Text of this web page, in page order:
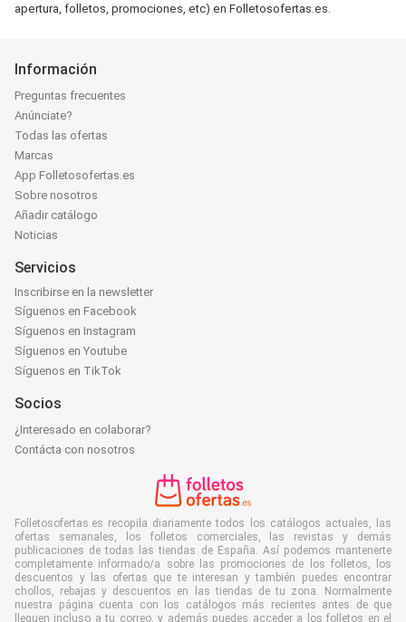
apertura, folletos, promociones, etc) en Folletosofertas.es.
Información
Preguntas frecuentes
Anúnciate?
Todas las ofertas
Marcas
App Folletosofertas.es
Sobre nosotros
Añadir catálogo
Noticias
Servicios
Inscribirse en la newsletter
Síguenos en Facebook
Síguenos en Instagram
Síguenos en Youtube
Síguenos en TikTok
Socios
¿Interesado en colaborar?
Contácta con nosotros
Folletosofertas.es recopila diariamente todos los catálogos actuales, las
ofertas semanales, los folletos comerciales, las revistas y demás
publicaciones de todas las tiendas de España. Así podemos mantenerte
completamente informado/a sobre las promociones de los folletos, los
descuentos y las ofertas que te interesan y también puedes encontrar
chollos, rebajas y descuentos en las tiendas de tu zona. Normalmente
nuestra página cuenta con los catálogos más recientes antes de que
lleguen incluso a tu correo, y además puedes acceder a los folletos en el